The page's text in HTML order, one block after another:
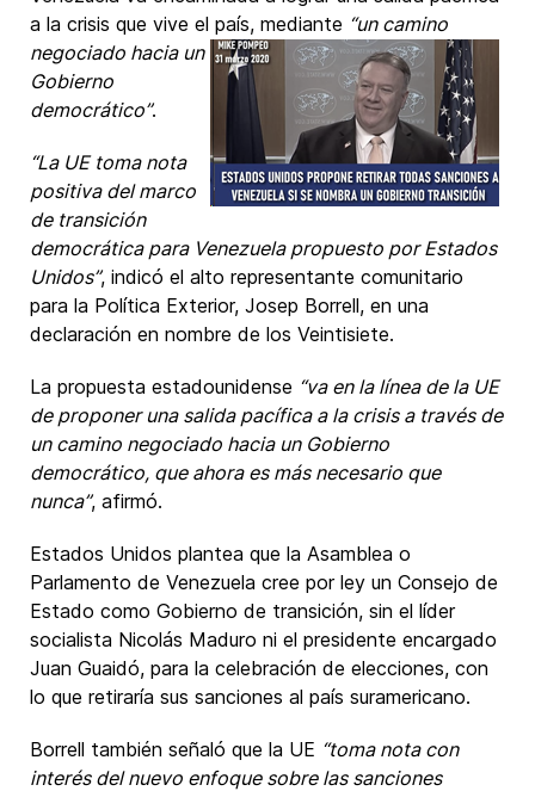
a la crisis que vive el país, mediante “un camino
negociado hacia un
Gobierno
democrático”.
“La UE toma nota
positiva del marco
de transición
democrática para Venezuela propuesto por Estados
Unidos”, indicó el alto representante comunitario
para la Política Exterior, Josep Borrell, en una
declaración en nombre de los Veintisiete.
La propuesta estadounidense “va en la línea de la UE
de proponer una salida pacífica a la crisis a través de
un camino negociado hacia un Gobierno
democrático, que ahora es más necesario que
nunca”, afirmó.
Estados Unidos plantea que la Asamblea o
Parlamento de Venezuela cree por ley un Consejo de
Estado como Gobierno de transición, sin el líder
socialista Nicolás Maduro ni el presidente encargado
Juan Guaidó, para la celebración de elecciones, con
lo que retiraría sus sanciones al país suramericano.
Borrell también señaló que la UE “toma nota con
interés del nuevo enfoque sobre las sanciones